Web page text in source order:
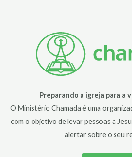
Preparando a igreja para a
O Ministério Chamada é uma
com o objetivo de levar pessoas a
alertar sobre o seu